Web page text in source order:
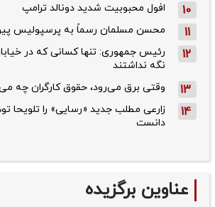
10 افول محبوبیت شدید دونالد ترامپ
11 محسن مسلمان رسماً به پرسپولیس
12
رئیس جمهوری: تنها کسانی که در خیابان
نگه نداشتند
13 وقتی برق می‌رود، حقوق کارگران چه
14
زارعی مطلب جدید «رسایی» را تلویحا
دانست
عناوین برگزیده